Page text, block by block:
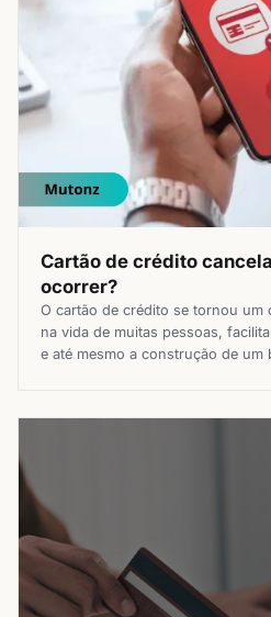
Cartão de crédito
ocorrer?
O cartão de crédito se tornou um
na vida de muitas pessoas,
e até mesmo a construção de
diversas dúvidas. Por isso,